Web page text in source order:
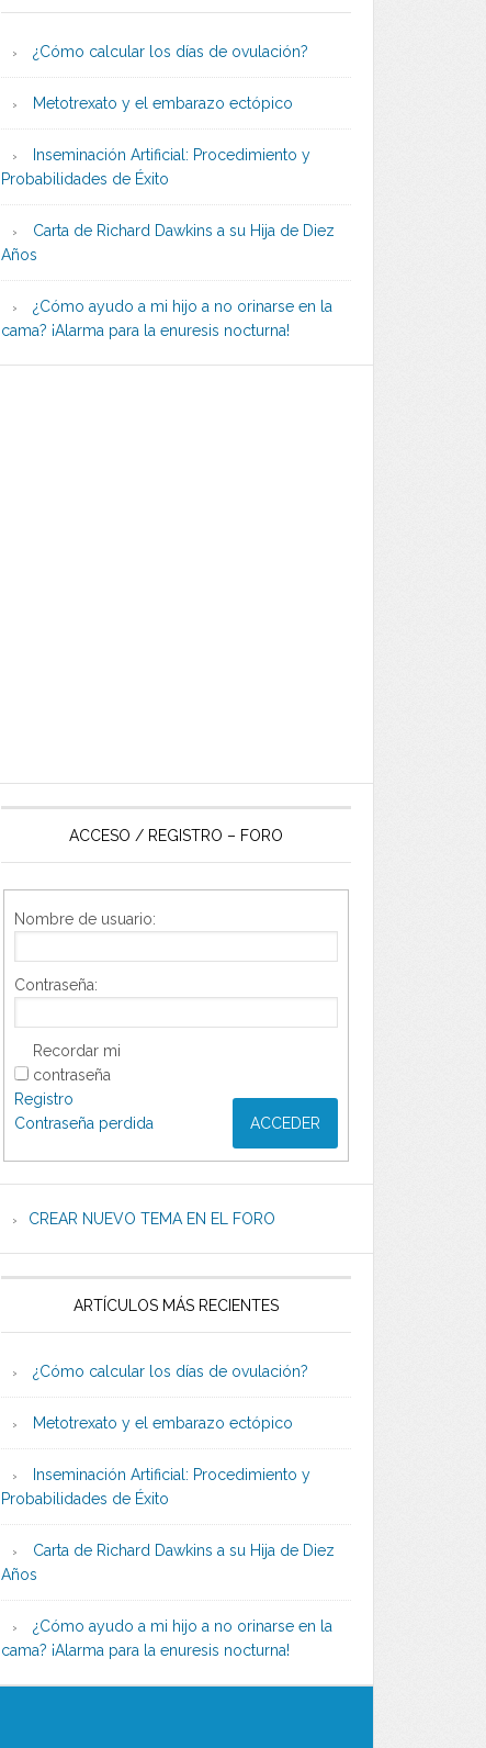
¿Cómo calcular los días de ovulación?
Metotrexato y el embarazo ectópico
Inseminación Artificial: Procedimiento y
Probabilidades de Éxito
Carta de Richard Dawkins a su Hija de Diez
Años
¿Cómo ayudo a mi hijo a no orinarse en la
cama? ¡Alarma para la enuresis nocturna!
ACCESO / REGISTRO – FORO
Nombre de usuario:
Contraseña:
Recordar mi
contraseña
ACCEDER
Registro
Contraseña perdida
CREAR NUEVO TEMA EN EL FORO
ARTÍCULOS MÁS RECIENTES
¿Cómo calcular los días de ovulación?
Metotrexato y el embarazo ectópico
Inseminación Artificial: Procedimiento y
Probabilidades de Éxito
Carta de Richard Dawkins a su Hija de Diez
Años
¿Cómo ayudo a mi hijo a no orinarse en la
cama? ¡Alarma para la enuresis nocturna!